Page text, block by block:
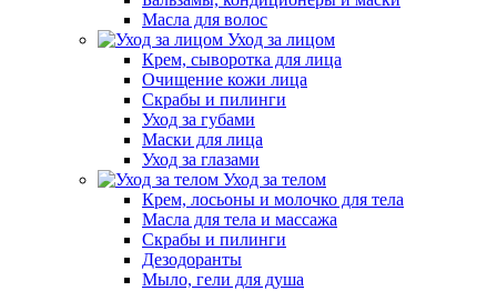
Масла для волос
Уход за лицом
Крем, сыворотка для лица
Очищение кожи лица
Скрабы и пилинги
Уход за губами
Маски для лица
Уход за глазами
Уход за телом
Крем, лосьоны и молочко для тела
Масла для тела и массажа
Скрабы и пилинги
Дезодоранты
Мыло, гели для душа